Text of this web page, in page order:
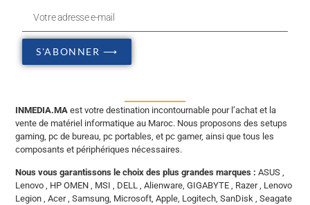
S'ABONNER ⟶
INMEDIA.MA est votre destination incontournable pour l’achat et la
vente de matériel informatique au Maroc. Nous proposons des setups
gaming, pc de bureau, pc portables, et pc gamer, ainsi que tous les
composants et périphériques nécessaires.
Nous vous garantissons le choix des plus grandes marques : ASUS ,
Lenovo , HP OMEN , MSI , DELL , Alienware, GIGABYTE , Razer , Lenovo
Legion , Acer , Samsung, Microsoft, Apple, Logitech, SanDisk , Seagate